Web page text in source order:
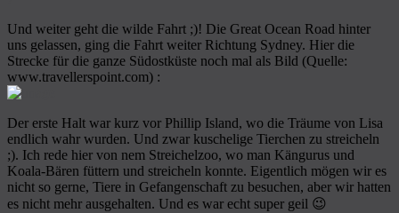
Und weiter geht die wilde Fahrt ;)! Die Great Ocean Road hinter
uns gelassen, ging die Fahrt weiter Richtung Sydney. Hier die
Strecke für die ganze Südostküste noch mal als Bild (Quelle:
www.travellerspoint.com) :
Der erste Halt war kurz vor Phillip Island, wo die Träume von Lisa
endlich wahr wurden. Und zwar kuschelige Tierchen zu streicheln
;). Ich rede hier von nem Streichelzoo, wo man Kängurus und
Koala-Bären füttern und streicheln konnte. Eigentlich mögen wir es
nicht so gerne, Tiere in Gefangenschaft zu besuchen, aber wir hatten
es nicht mehr ausgehalten. Und es war echt super geil 😉